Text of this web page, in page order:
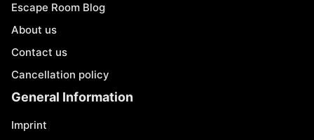
Escape Room Blog
About us
Contact us
Cancellation policy
General Information
Imprint